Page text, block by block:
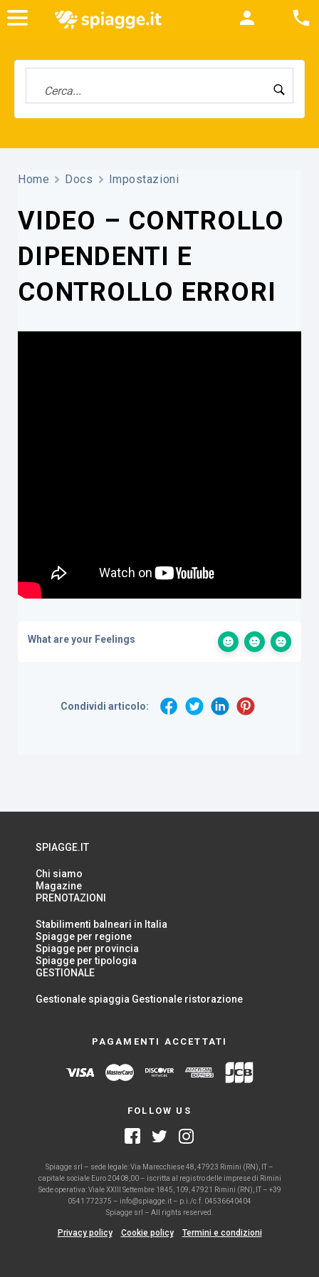
Home Docs Impostazioni
VIDEO – CONTROLLO
DIPENDENTI E
CONTROLLO ERRORI
What are your Feelings
Condividi articolo:
SPIAGGE.IT
Chi siamo
Magazine
PRENOTAZIONI
Stabilimenti balneari in Italia
Spiagge per regione
Spiagge per provincia
Spiagge per tipologia
GESTIONALE
Gestionale spiaggia Gestionale ristorazione
PAGAMENTI ACCETTATI
FOLLOW US
Spiagge srl – sede legale: Via Marecchiese 48, 47923 Rimini (RN), IT –
capitale sociale Euro 20408,00 – iscritta al registro delle imprese di Rimini
Sede operativa: Viale XXIII Settembre 1845, 109, 47921 Rimini (RN), IT – +39
0541 772375 – info@spiagge.it – p.i./c.f. 04536640404
Spiagge srl – All rights reserved.
Privacy policy Cookie policy Termini e condizioni